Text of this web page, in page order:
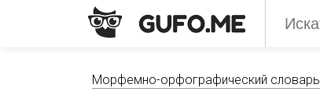
Морфемно-орфографический словарь